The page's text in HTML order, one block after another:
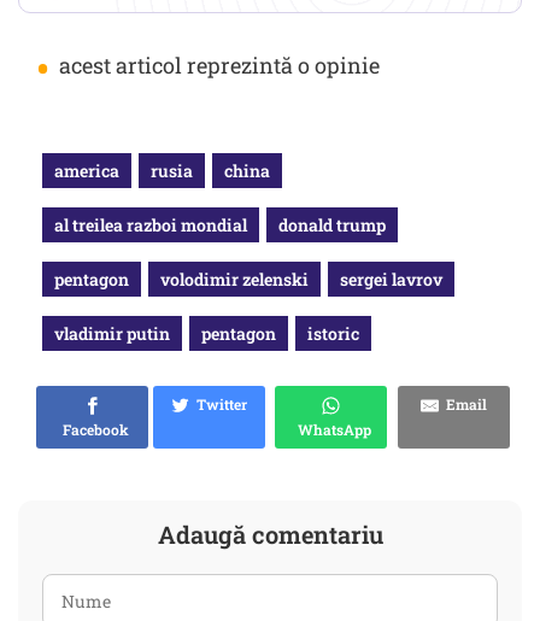
• acest articol reprezintă o opinie
america rusia china
al treilea razboi mondial donald trump
pentagon volodimir zelenski sergei lavrov
vladimir putin pentagon istoric
Facebook
Twitter
WhatsApp
Email
Adaugă comentariu